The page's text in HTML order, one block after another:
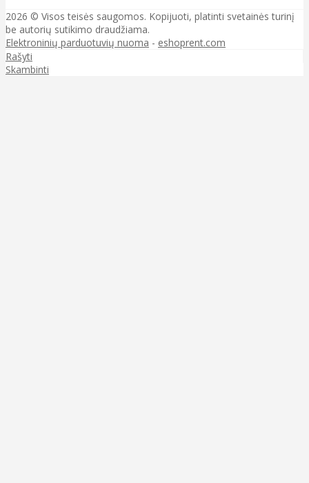
2026 © Visos teisės saugomos. Kopijuoti, platinti svetainės turinį
be autorių sutikimo draudžiama.
Elektroninių parduotuvių nuoma - eshoprent.com
Rašyti
Skambinti